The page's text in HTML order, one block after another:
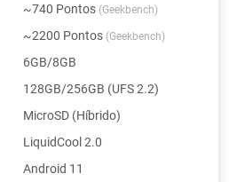
~740 Pontos (Geekbench)
~2200 Pontos (Geekbench)
6GB/8GB
128GB/256GB (UFS 2.2)
MicroSD (Híbrido)
LiquidCool 2.0
Android 11